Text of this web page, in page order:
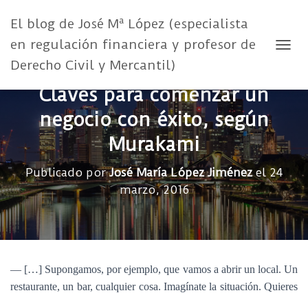
El blog de José Mª López (especialista
en regulación financiera y profesor de
Derecho Civil y Mercantil)
Claves para comenzar un
negocio con éxito, según
Murakami
Publicado porJosé María López Jiménezel24
marzo, 2016
— […] Supongamos, por ejemplo, que vamos a abrir un local. Un
restaurante, un bar, cualquier cosa. Imagínate la situación. Quieres